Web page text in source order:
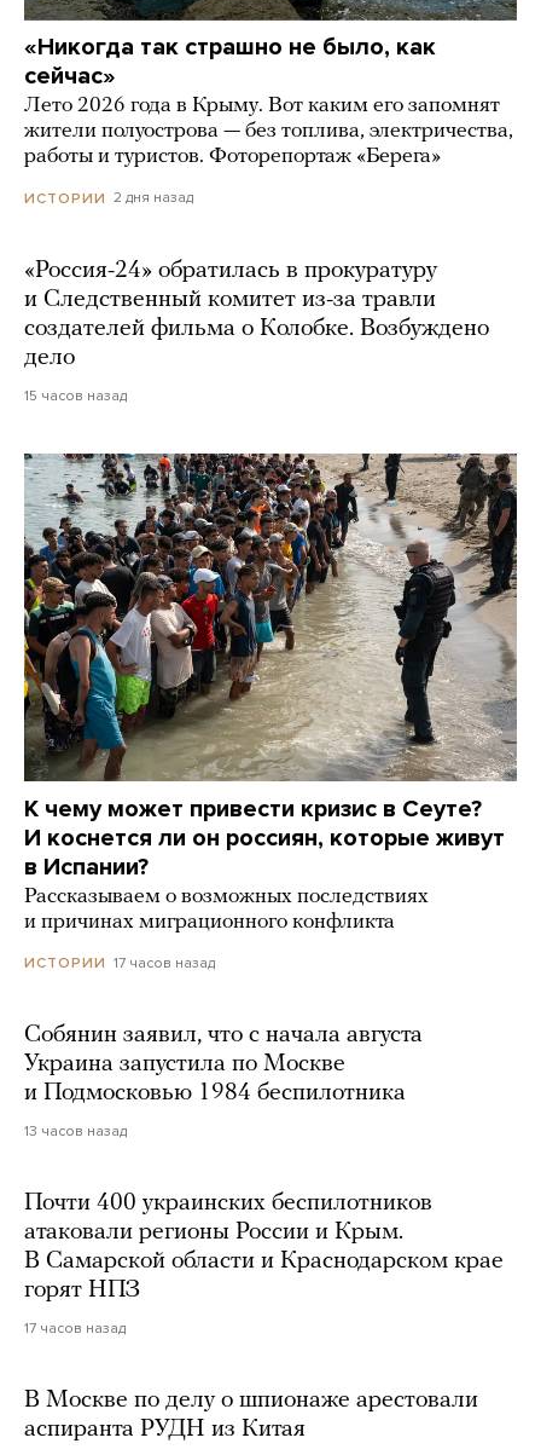
«Никогда так страшно не было, как
сейчас»
Лето 2026 года в Крыму. Вот каким его запомнят
жители полуострова — без топлива, электричества,
работы и туристов. Фоторепортаж «Берега»
ИСТОРИИ 2 дня назад
«Россия-24» обратилась в прокуратуру
и Следственный комитет из-за травли
создателей фильма о Колобке. Возбуждено
дело
15 часов назад
К чему может привести кризис в Сеуте?
И коснется ли он россиян, которые живут
в Испании?
Рассказываем о возможных последствиях
и причинах миграционного конфликта
ИСТОРИИ 17 часов назад
Собянин заявил, что с начала августа
Украина запустила по Москве
и Подмосковью 1984 беспилотника
13 часов назад
Почти 400 украинских беспилотников
атаковали регионы России и Крым.
В Самарской области и Краснодарском крае
горят НПЗ
17 часов назад
В Москве по делу о шпионаже арестовали
аспиранта РУДН из Китая